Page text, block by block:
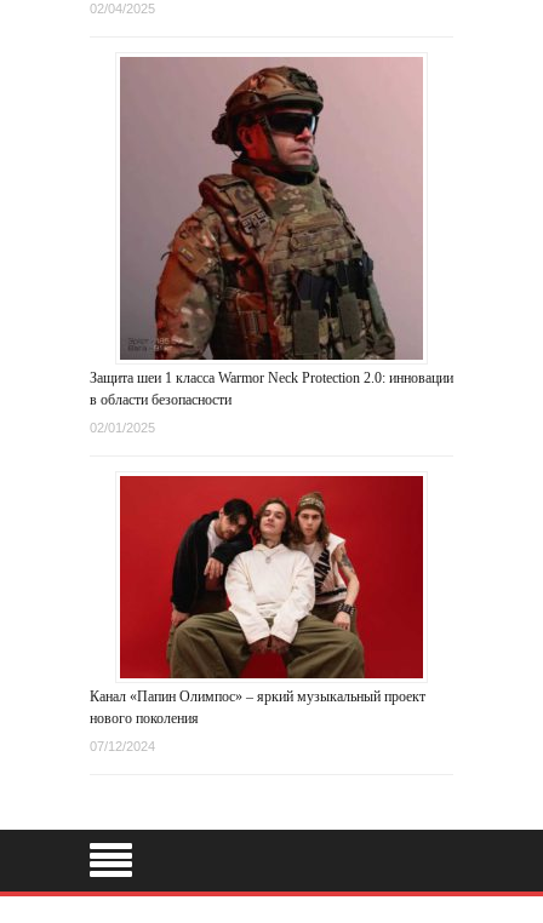
02/04/2025
Защита шеи 1 класса Warmor Neck Protection 2.0: инновации
в области безопасности
02/01/2025
Канал «Папин Олимпос» – яркий музыкальный проект
нового поколения
07/12/2024